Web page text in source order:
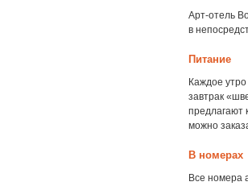
Арт-отель
в
Питание
Каждое
завтрак
предлагают
можно
В номерах
Все номера